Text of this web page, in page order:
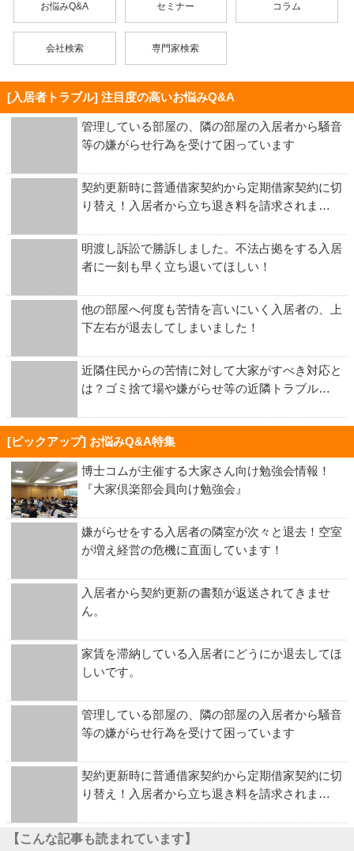
お悩みQ&A セミナー コラム
会社検索 専門家検索
[入居者トラブル] 注目度の高いお悩みQ&A
管理している部屋の、隣の部屋の入居者から騒音
等の嫌がらせ行為を受けて困っています
契約更新時に普通借家契約から定期借家契約に切
り替え！入居者から立ち退き料を請求されま…
明渡し訴訟で勝訴しました。不法占拠をする入居
者に一刻も早く立ち退いてほしい！
他の部屋へ何度も苦情を言いにいく入居者の、上
下左右が退去してしまいました！
近隣住民からの苦情に対して大家がすべき対応と
は？ゴミ捨て場や嫌がらせ等の近隣トラブル…
[ピックアップ] お悩みQ&A特集
博士コムが主催する大家さん向け勉強会情報！
『大家倶楽部会員向け勉強会』
嫌がらせをする入居者の隣室が次々と退去！空室
が増え経営の危機に直面しています！
入居者から契約更新の書類が返送されてきませ
ん。
家賃を滞納している入居者にどうにか退去してほ
しいです。
管理している部屋の、隣の部屋の入居者から騒音
等の嫌がらせ行為を受けて困っています
契約更新時に普通借家契約から定期借家契約に切
り替え！入居者から立ち退き料を請求されま…
【こんな記事も読まれています】